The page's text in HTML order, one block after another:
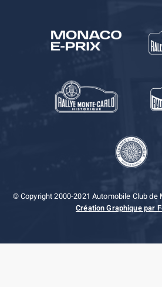
© Copyright 2000-2021 Automobile Club de
Création Graphique par